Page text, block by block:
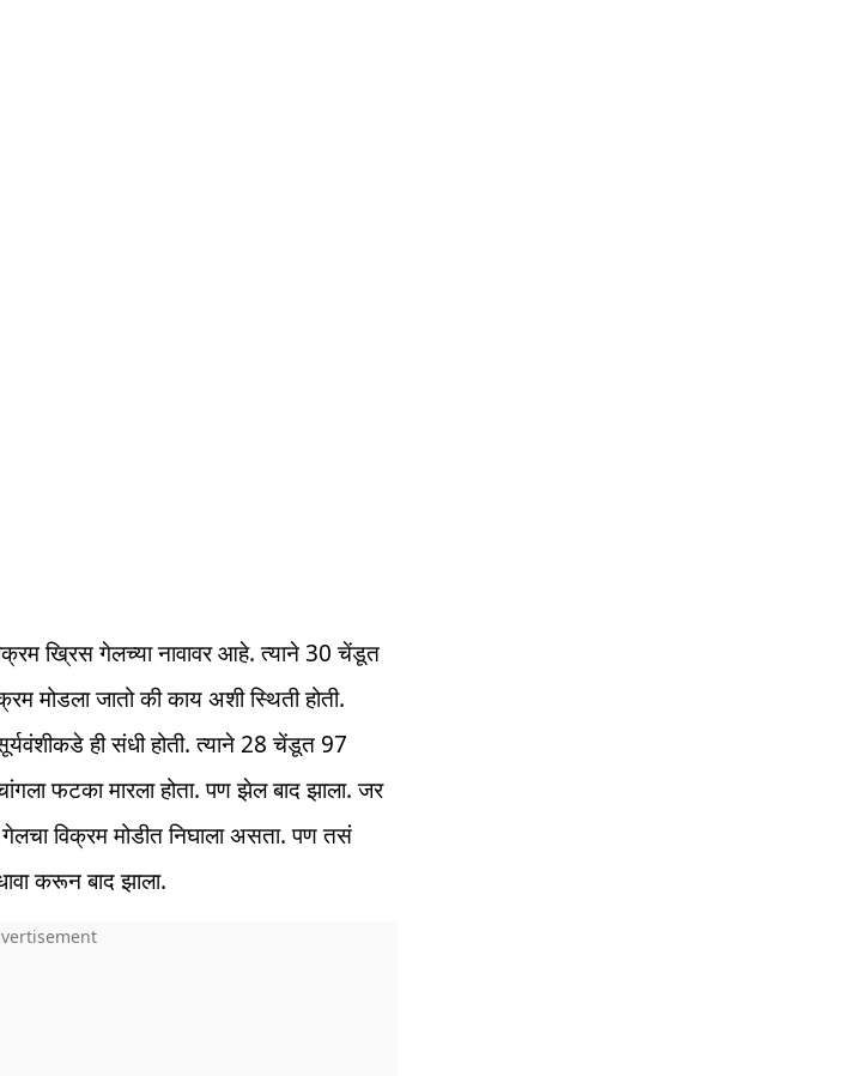
ख्रिस गेलच्या नावावर आहे. त्याने 30 चेंडूत
मोडला जातो की काय अशी स्थिती होती.
ही संधी होती. त्याने 28 चेंडूत 97
फटका मारला होता. पण झेल बाद झाला. जर
विक्रम मोडीत निघाला असता. पण तसं
करून बाद झाला.